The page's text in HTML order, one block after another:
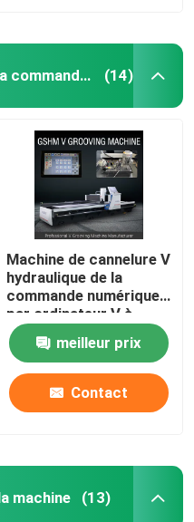
Machine de cannelure de la commande numérique par ordinateur V (14)
Machine de cannelure V
hydraulique de la
commande numérique
par ordinateur V à
grande vitesse
cannelant la machine
pour la tôle 1225
meilleur prix
Contact
machine (13)